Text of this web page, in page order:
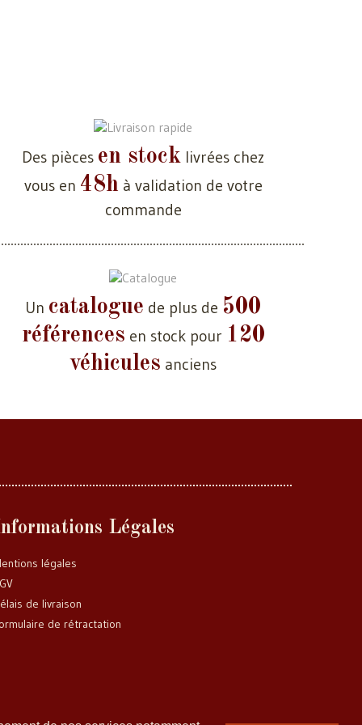
Des pièces en stock livrées chez
vous en 48h à validation de votre
commande
Un catalogue de plus de 500
références en stock pour 120
véhicules anciens
Légales
légales
de livraison
de rétractation